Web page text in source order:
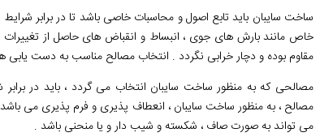
ساخت سایبان باید تابع اصول و محاسبات خاصی باشد تا در برابر
خاص مانند بارش های جوی ، انبساط و انقباض های حاصل از تغییرات
مقاوم بوده و دچار خرابی نگردد . انتخاب مصالح مناسب به دست یابی
مصالحی که به منظور ساخت سایبان انتخاب می گردد ، باید در
مصالح ، به منظور ساخت سایبان ، انعطاف پذیری و فرم پذیری می باشد
می تواند به صورت صاف ، شکسته و شیب دار و یا منحنی باشد .